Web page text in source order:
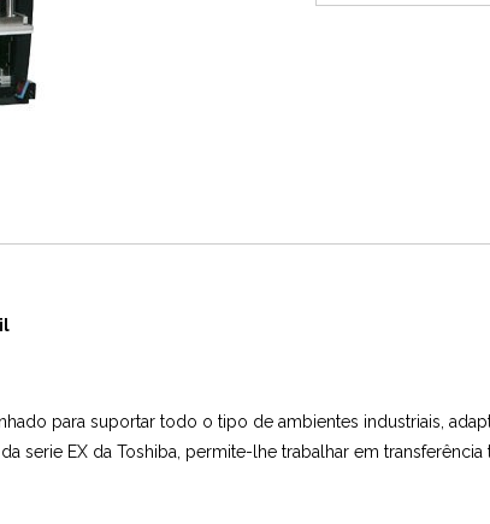
para suportar todo o tipo de ambientes industriais,
serie EX da Toshiba, permite-lhe trabalhar em